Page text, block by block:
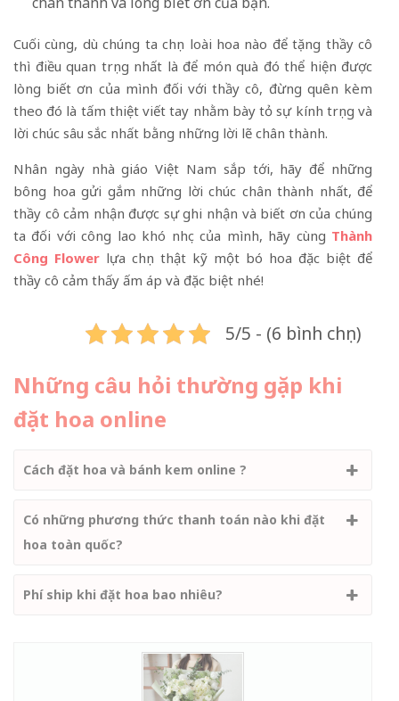
Cuối cùng, dù chúng ta chọn loài hoa nào để tặng thầy cô
thì điều quan trọng nhất là để món quà đó thể hiện được
lòng biết ơn của mình đối với thầy cô, đừng quên kèm
theo đó là tấm thiệt viết tay nhằm bày tỏ sự kính trọng và
lời chúc sâu sắc nhất bằng những lời lẽ chân thành.
Nhân ngày nhà giáo Việt Nam sắp tới, hãy để những
bông hoa gửi gắm những lời chúc chân thành nhất, để
thầy cô cảm nhận được sự ghi nhận và biết ơn của chúng
ta đối với công lao khó nhọc của mình, hãy cùng Thành
Công Flower lựa chọn thật kỹ một bó hoa đặc biệt để
thầy cô cảm thấy ấm áp và đặc biệt nhé!
5/5 - (6 bình chọn)
Những câu hỏi thường gặp khi
đặt hoa online
Cách đặt hoa và bánh kem online ?
Có những phương thức thanh toán nào khi đặt
hoa toàn quốc?
Phí ship khi đặt hoa bao nhiêu?